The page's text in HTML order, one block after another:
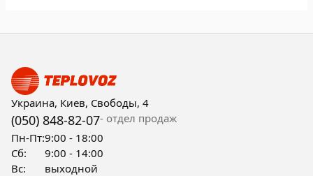
Украина, Киев, Свободы, 4
(050) 848-82-07- отдел продаж
Пн-Пт:9:00 - 18:00
Сб:
9:00 - 14:00
Вс:
выходной